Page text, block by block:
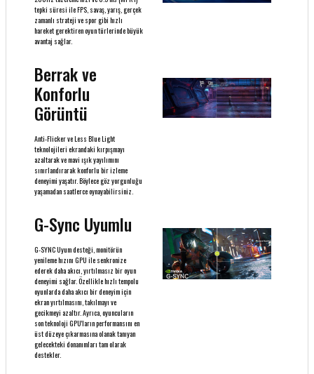
tepki süresi ile FPS, savaş, yarış, gerçek
zamanlı strateji ve spor gibi hızlı
hareket gerektiren oyun türlerinde büyük
avantaj sağlar.
Berrak ve
Konforlu
Görüntü
Anti-Flicker ve Less Blue Light
teknolojileri ekrandaki kırpışmayı
azaltarak ve mavi ışık yayılımını
sınırlandırarak konforlu bir izleme
deneyimi yaşatır. Böylece göz yorgunluğu
yaşamadan saatlerce oynayabilirsiniz.
G-Sync Uyumlu
G-SYNC Uyum desteği, monitörün
yenileme hızını GPU ile senkronize
ederek daha akıcı, yırtılmasız bir oyun
deneyimi sağlar. Özellikle hızlı tempolu
oyunlarda daha akıcı bir deneyim için
ekran yırtılmasını, takılmayı ve
gecikmeyi azaltır. Ayrıca, oyuncuların
son teknoloji GPU'ların performansını en
üst düzeye çıkarmasına olanak tanıyan
gelecekteki donanımları tam olarak
destekler.